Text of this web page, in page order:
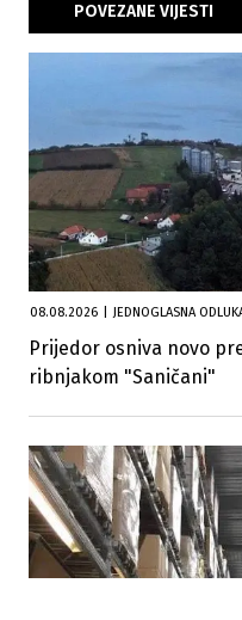
POVEZANE VIJESTI
08.08.2026 JEDNOGLASNA
Prijedor osniva novo
ribnjakom "Saničani"